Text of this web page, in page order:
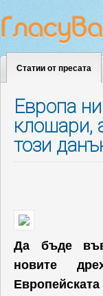
Статии от пресата
Европа
клошари,
този
Да бъде
новите